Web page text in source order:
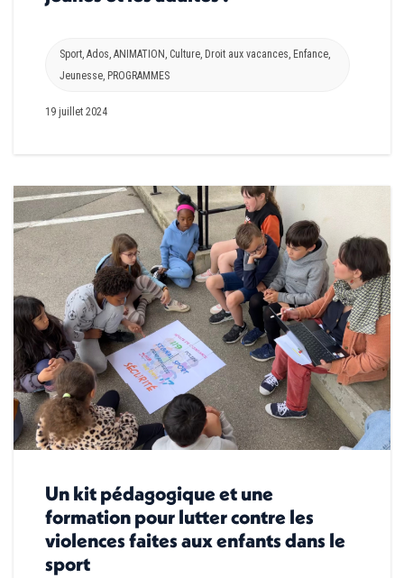
Sport, Ados, ANIMATION , Culture, Droit aux vacances, Enfance,
Jeunesse, PROGRAMMES
19 juillet 2024
Un kit pédagogique et une
formation pour lutter contre les
violences faites aux enfants dans le
sport